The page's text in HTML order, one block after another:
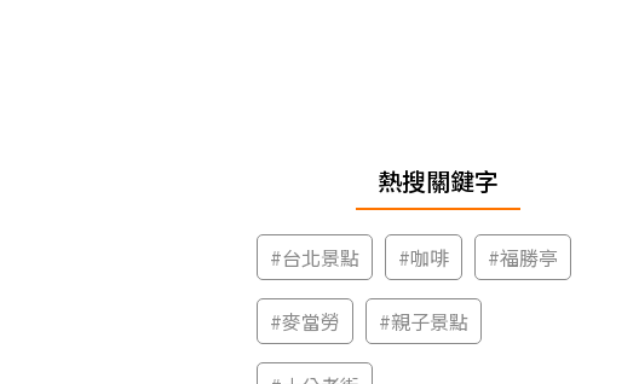
熱搜關鍵字
#台北景點 #咖啡 #福勝亭
#麥當勞 #親子景點